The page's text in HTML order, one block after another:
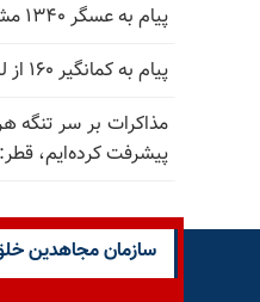
پیام به عسگر ۱۳۴۰ مشهد
پیام به کمانگیر ۱۶۰ از لرستان
مذاکرات بر سر تنگه
پیشرفت کرده‌ایم،
سازمان مجاهدین